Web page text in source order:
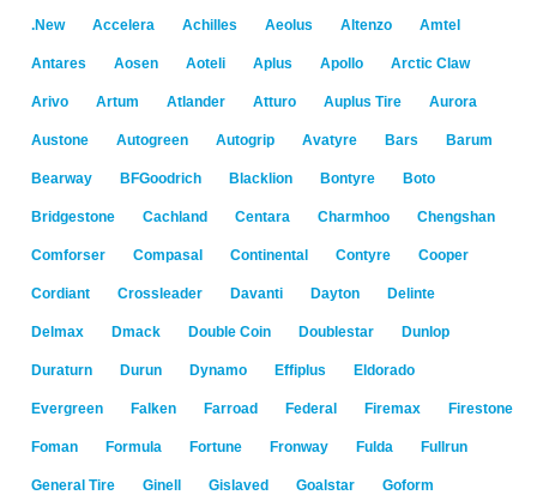
.New Accelera Achilles Aeolus Altenzo Amtel
Antares Aosen Aoteli Aplus Apollo Arctic Claw
Arivo Artum Atlander Atturo Auplus Tire Aurora
Austone Autogreen Autogrip Avatyre Bars Barum
Bearway BFGoodrich Blacklion Bontyre Boto
Bridgestone Cachland Centara Charmhoo Chengshan
Comforser Compasal Continental Contyre Cooper
Cordiant Crossleader Davanti Dayton Delinte
Delmax Dmack Double Coin Doublestar Dunlop
Duraturn Durun Dynamo Effiplus Eldorado
Evergreen Falken Farroad Federal Firemax Firestone
Foman Formula Fortune Fronway Fulda Fullrun
General Tire Ginell Gislaved Goalstar Goform